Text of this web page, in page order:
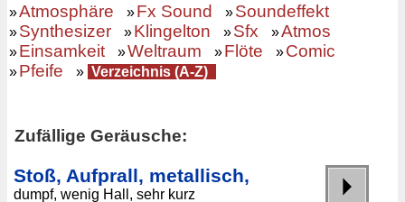
»Atmosphäre »Fx Sound »Soundeffekt
»Synthesizer »Klingelton »Sfx »Atmos
»Einsamkeit »Weltraum »Flöte »Comic
»Pfeife » Verzeichnis (A-Z)
Zufällige Geräusche:
Stoß, Aufprall, metallisch,
dumpf, wenig Hall, sehr kurz